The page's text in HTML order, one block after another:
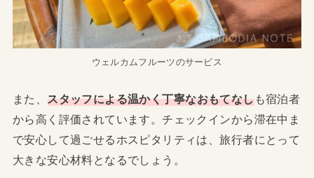
ウェルカムフルーツのサービス
また、 スタッフによる温かく丁寧なおもてなしも宿泊者
から高く評価されています。チェックインから滞在中ま
で安心して過ごせるホスピタリティは、旅行者にとって
大きな安心材料となるでしょう。